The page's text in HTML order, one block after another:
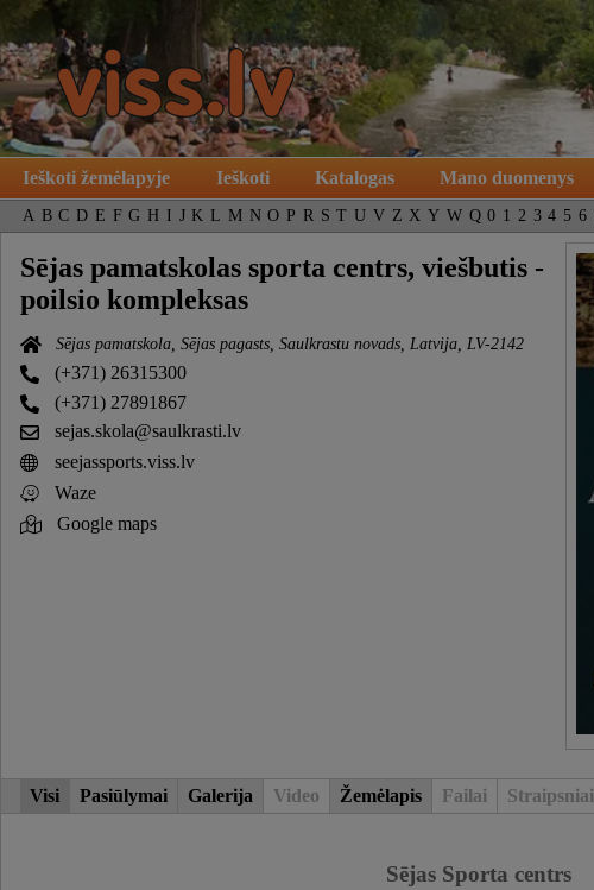
Ieškoti žemėlapyje Ieškoti Katalogas Mano duomenys
A B C D E F G H I J K L M N O P R S T U V Z X Y W Q 0 1 2 3 4 5 6
Sējas pamatskolas sporta centrs, viešbutis -
poilsio kompleksas
Sējas pamatskola, Sējas pagasts, Saulkrastu novads, Latvija, LV-2142
(+371) 26315300
(+371) 27891867
sejas.skola@saulkrasti.lv
seejassports.viss.lv
Waze
Google maps
Visi Pasiūlymai Galerija Video Žemėlapis Failai Straipsniai
Sējas Sporta centrs